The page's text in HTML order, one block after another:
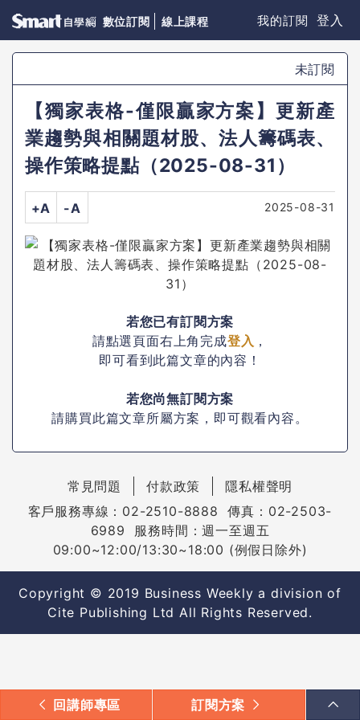
數位訂閱 線上課程 我的訂閱 登入
未訂閱
【獨家表格-僅限贏家方案】更新產
業趨勢與相關題材股、法人籌碼表、
操作策略提點（2025-08-31）
+A -A 2025-08-31
若您已有訂閱方案
請點選頁面右上角完成登入 ，
即可看到此篇文章的內容！
若您尚無訂閱方案
請購買此篇文章所屬方案，即可觀看內容。
回講師專區 訂閱方案
常見問題 付款政策
隱私權聲明
客戶服務專線：02-2510-8888 傳真：02-2503-
6989 服務時間：週一至週五
09:00~12:00/13:30~18:00 (例假日除外)
Copyright © 2019 Business Weekly a division of
Cite Publishing Ltd All Rights Reserved.